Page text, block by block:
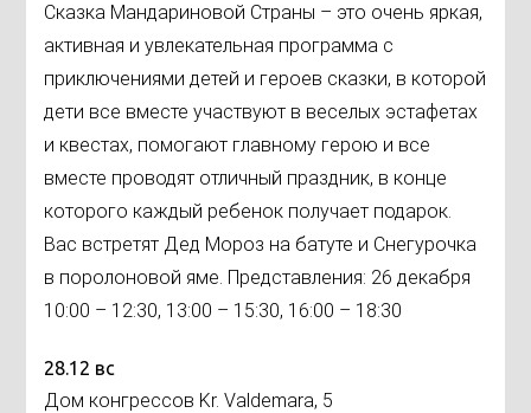
Сказка Мандариновой Страны – это очень яркая,
активная и увлекательная программа с
приключениями детей и героев сказки, в которой
дети все вместе участвуют в веселых эстафетах
и квестах, помогают главному герою и все
вместе проводят отличный праздник, в конце
которого каждый ребенок получает подарок.
Вас встретят Дед Мороз на батуте и Снегурочка
в поролоновой яме. Представления: 26 декабря
10:00 – 12:30, 13:00 – 15:30, 16:00 – 18:30
28.12 вс
Дом конгрессов Kr. Valdemara, 5